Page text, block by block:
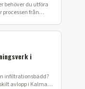
behöver du utföra
processen från
i
infiltrationsbädd?
avlopp i Kalmar